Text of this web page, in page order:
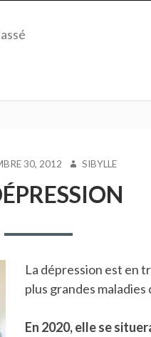
30, 2012 AUTEUR
SIBYLLE
La dépression est en
plus grandes maladies
En 2020, elle se